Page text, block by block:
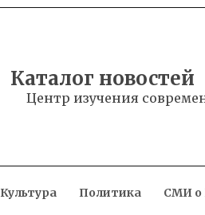
Каталог новостей
Центр изучения
Культура Политика СМИ о